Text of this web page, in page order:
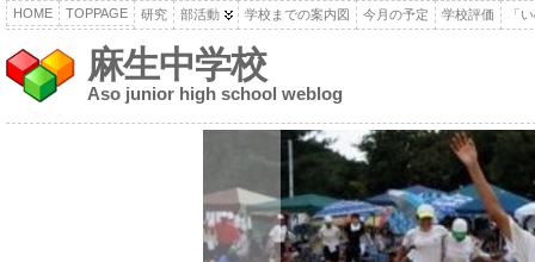
HOME TOPPAGE 研究 部活動 学校までの案内図 今月の予定 学校評価 「
麻生中学校
Aso junior high school weblog